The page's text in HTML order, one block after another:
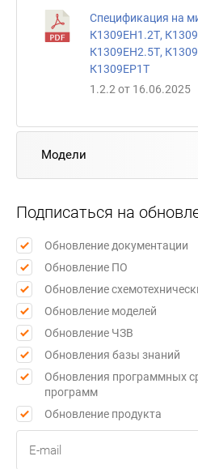
Спецификация на
К1309ЕН1.2Т,
К1309ЕН2.5Т,
К1309ЕР1Т
1.2.2 от 16.06.2025
Модели
Подписаться на
Обновление документации
Обновление ПО
Обновление
Обновление моделей
Обновление ЧЗВ
Обновления базы знаний
Обновления программных
программ
Обновление продукта